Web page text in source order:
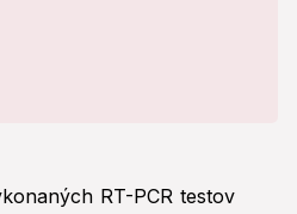
RT-PCR testov